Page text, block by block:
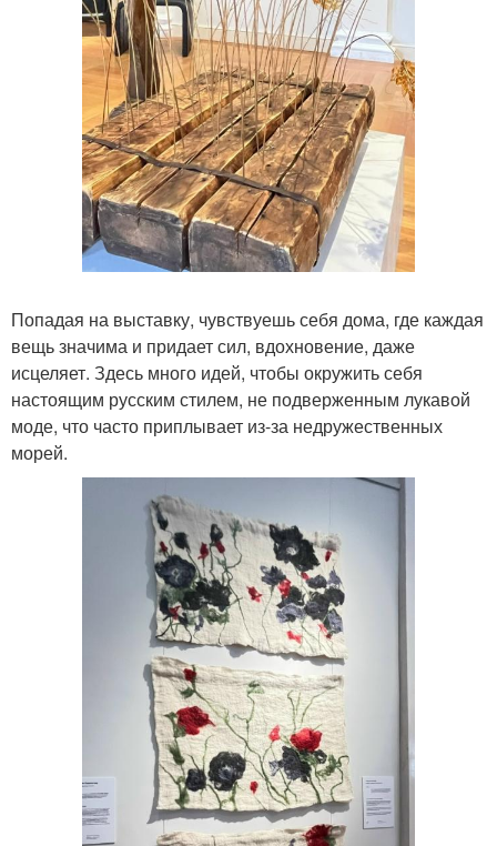
Попадая на выставку, чувствуешь себя дома, где каждая
вещь значима и придает сил, вдохновение, даже
исцеляет. Здесь много идей, чтобы окружить себя
настоящим русским стилем, не подверженным лукавой
моде, что часто приплывает из-за недружественных
морей.